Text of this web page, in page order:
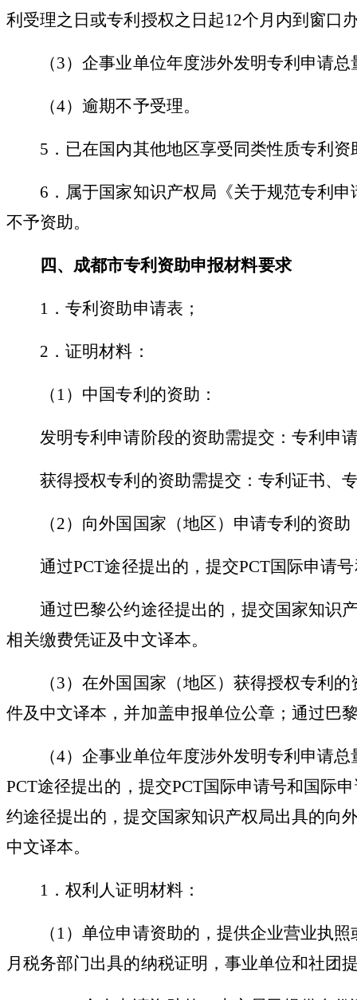
利受理之日或专利授权之日起12个月内到窗口
（3）企事业单位年度涉外发明专利申请
（4）逾期不予受理。
5．已在国内其他地区享受同类性质专利
6．属于国家知识产权局《关于规范专利
不予资助。
四、 成都市专利资助申报材料要求
1．专利资助申请表；
2．证明材料：
（ 1）中国专利的资助：
发明专利申请阶段的资助需提交：专利申
获得授权专利的资助需提交：专利证书、
（2）向外国国家（地区）申请专利的资
通过PCT途径提出的，提交PCT国际申请
通过巴黎公约途径提出的，提交国家知识产
相关缴费凭证及中文译本。
（3）在外国国家（地区）获得授权专利
件及中文译本，并加盖申报单位公章；通过巴
（4）企事业单位年度涉外发明专利申请
PCT途径提出的，提交PCT国际申请号和国际
约途径提出的，提交国家知识产权局出具的向
中文译本。
1．权利人证明材料：
（ 1）单位申请资助的，提供企业营业执
月税务部门出具的纳税证明，事业单位和社团